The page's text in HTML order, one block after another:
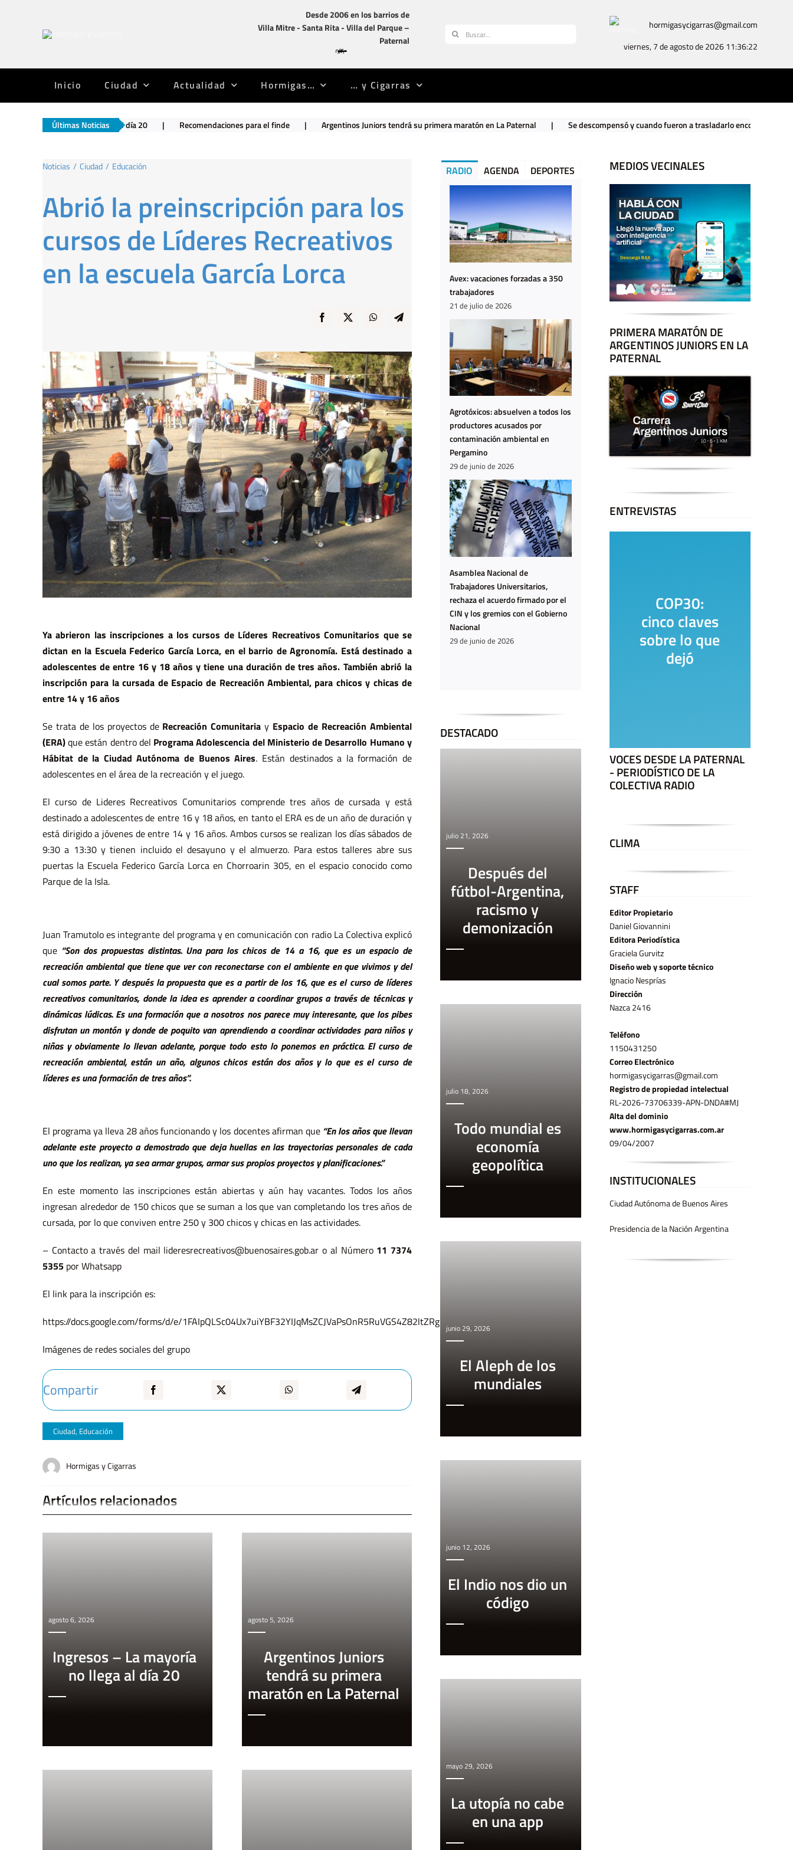
Desde 2006 en los barrios de
Villa Mitre -­ Santa Rita -­ Villa del Parque –
Paternal
Buscar:
hormigasycigarras@gmail.com
viernes, 7 de agosto de 202611:36:23
Inicio Ciudad Actualidad Hormigas… … y Cigarras
Últimas Noticias
no llega al día 20 | Recomendaciones para el finde | Argentinos Juniors tendrá su primera maratón en La Paternal | Se descompensó y cuando fueron a trasladarlo encontraron un arsenal nazi en su
Noticias Ciudad Educación
Abrió la preinscripción para los
cursos de Líderes Recreativos
en la escuela García Lorca
Ya abrieron las inscripciones a los cursos de Líderes Recreativos Comunitarios que se
dictan en la Escuela Federico García Lorca, en el barrio de Agronomía. Está destinado a
adolescentes de entre 16 y 18 años y tiene una duración de tres años. También abrió la
inscripción para la cursada de Espacio de Recreación Ambiental, para chicos y chicas de
entre 14 y 16 años
Se trata de los proyectos de Recreación Comunitaria y Espacio de Recreación Ambiental
(ERA)que están dentro del Programa Adolescencia del Ministerio de Desarrollo Humano y
Hábitat de la Ciudad Autónoma de Buenos Aires. Están destinados a la formación de
adolescentes en el área de la recreación y el juego.
El curso de Lideres Recreativos Comunitarios comprende tres años de cursada y está
destinado a adolescentes de entre 16 y 18 años, en tanto el ERA es de un año de duración y
está dirigido a jóvenes de entre 14 y 16 años. Ambos cursos se realizan los días sábados de
9:30 a 13:30 y tienen incluido el desayuno y el almuerzo. Para estos talleres abre sus
puertas la Escuela Federico García Lorca en Chorroarin 305, en el espacio conocido como
Parque de la Isla.
Juan Tramutolo es integrante del programa y en comunicación con radio La Colectiva explicó
que “Son dos propuestas distintas. Una para los chicos de 14 a 16, que es un espacio de
recreación ambiental que tiene que ver con reconectarse con el ambiente en que vivimos y del
cual somos parte. Y después la propuesta que es a partir de los 16, que es el curso de líderes
recreativos comunitarios, dondela idea es aprender a coordinar grupos a través de técnicas y
dinámicas lúdicas. Es una formación que a nosotros nos parece muy interesante, que los pibes
disfrutan un montón y donde de poquito van aprendiendo a coordinar actividades para niños y
niñas y obviamente lo llevan adelante,porquetodo esto lo ponemos en práctica. El curso de
recreación ambiental, están un año, algunos chicos están dos años y lo que es el curso de
líderes es una formación de tres años”.
El programa ya lleva 28 años funcionando y los docentes afirman que “En los años que llevan
adelante este proyecto a demostrado que deja huellas en las trayectorias personales de cada
uno que los realizan, ya sea armar grupos, armar sus propios proyectos y planificaciones.”
En este momento las inscripciones están abiertas y aún hay vacantes. Todos los años
ingresan alrededor de 150 chicos que se suman a los que van completando los tres años de
cursada, por lo que conviven entre 250 y 300 chicos y chicas en las actividades.
– Contacto a través del mail lideresrecreativos@buenosaires.gob.ar o al Número 11 7374
5355 por Whatsapp
El link para la inscripción es:
https://docs.google.com/forms/d/e/1FAIpQLSc04Ux7uiYBF32YIJqMsZCJVaPsOnR5RuVGS4Z82ltZRg7Ojw/viewform
Imágenes de redes sociales del grupo
Compartir
Ciudad, Educación
Hormigas y Cigarras
Artículos relacionados
agosto 6, 2026
Ingresos – La mayoría
no llega al día 20
agosto 5, 2026
Argentinos Juniors
tendrá su primera
maratón en La Paternal
RADIO AGENDA DEPORTES
Avex: vacaciones forzadas a 350
trabajadores
21 de julio de 2026
Agrotóxicos: absuelven a todos los
productores acusados por
contaminación ambiental en
Pergamino
29 de junio de 2026
Asamblea Nacional de
Trabajadores Universitarios,
rechaza el acuerdo firmado por el
CIN y los gremios con el Gobierno
Nacional
29 de junio de 2026
DESTACADO
julio 21, 2026
Después del
fútbol-Argentina,
racismo y
demonización
julio 18, 2026
Todo mundial es
economía
geopolítica
junio 29, 2026
El Aleph de los
mundiales
junio 12, 2026
El Indio nos dio un
código
mayo 29, 2026
La utopía no cabe
en una app
MEDIOS VECINALES
PRIMERA MARATÓN DE
ARGENTINOS JUNIORS EN LA
PATERNAL
ENTREVISTAS
La Casa del Ya no
estamos
hartas:
COP30:
cinco claves
sobre lo que
dejó
VOCES DESDE LA PATERNAL
- PERIODÍSTICO DE LA
COLECTIVA RADIO
CLIMA
STAFF
Editor Propietario
Daniel Giovannini
Editora Periodística
Graciela Gurvitz
Diseño web y soporte técnico
Ignacio Nesprías
Dirección
Nazca 2416
Teléfono
11­50431250
Correo Electrónico
hormigasycigarras@gmail.com
Registro de propiedad intelectual
RL-2026-73706339-APN-DNDA#MJ
Alta del dominio
www.hormigasycigarras.com.ar
09/04/2007
INSTITUCIONALES
Ciudad Autónoma de Buenos Aires
Presidencia de la Nación Argentina